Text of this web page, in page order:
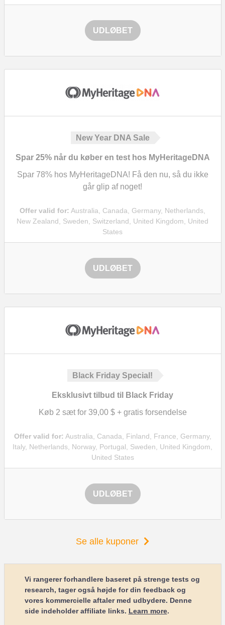
UDLØBET
New Year DNA Sale
Spar 25%når du køber en test hos MyHeritageDNA
Spar 78%hos MyHeritageDNA! Få den nu, så du ikke
går glip af noget!
Offer valid for: Australia, Canada, Germany, Netherlands,
New Zealand, Sweden, Switzerland, United Kingdom, United
States
UDLØBET
Black Friday Special!
Eksklusivt tilbud til Black Friday
Køb 2 sæt for 39,00 $+ gratis forsendelse
Offer valid for: Australia, Canada, Finland, France, Germany,
Italy, Netherlands, Norway, Portugal, Sweden, United Kingdom,
United States
UDLØBET
Se alle kuponer
Vi rangerer forhandlere baseret på strenge tests og
research, tager også højde for din feedback og
vores kommercielle aftaler med udbydere. Denne
side indeholder affiliate links. Learn more.